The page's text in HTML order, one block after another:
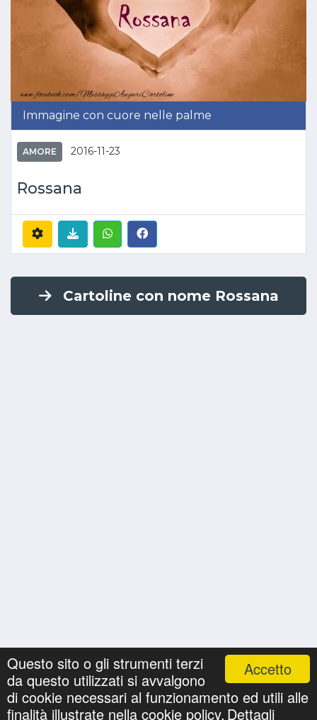
Accetto
Questo sito o gli strumenti terzi
da questo utilizzati si avvalgono
di cookie necessari al funzionamento ed utili alle
finalità illustrate nella cookie policy. Dettagli
Immagine con cuore nelle palme
AMORE 2016-11-23
Rossana
Cartoline con nome Rossana
Nomi Ricerche Privacy Policy
Onomastici
©cartolineconnomi.com. All Rights Reserved.